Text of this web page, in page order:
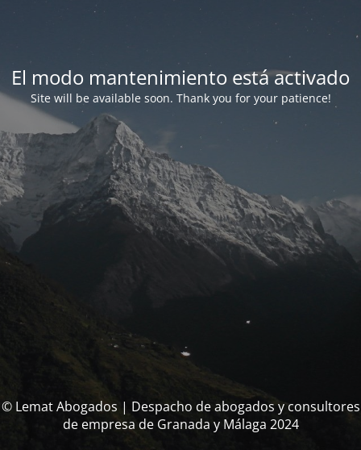
El modo mantenimiento está activado
Site will be available soon. Thank you for your patience!
© Lemat Abogados | Despacho de abogados y consultores
de empresa de Granada y Málaga 2024